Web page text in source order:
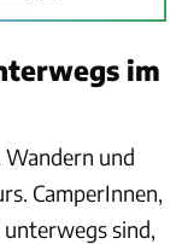
im
Wandern und
CamperInnen,
sind,